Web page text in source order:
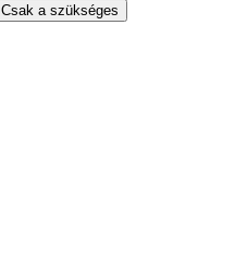
Csak a szükséges